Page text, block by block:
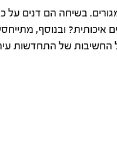
בשיחה הם דנים על
איכותית? ובנוסף,
החשיבות של התחדשות